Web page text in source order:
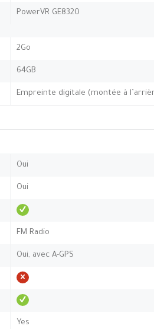
PowerVR GE8320
2Go
64GB
Empreinte digitale (montée à
Oui
Oui
FM Radio
Oui, avec A-GPS
Yes